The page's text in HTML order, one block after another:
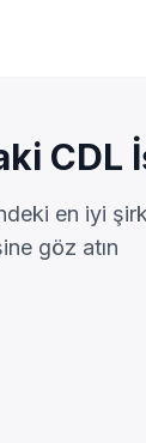
CDL
en iyi
göz atın